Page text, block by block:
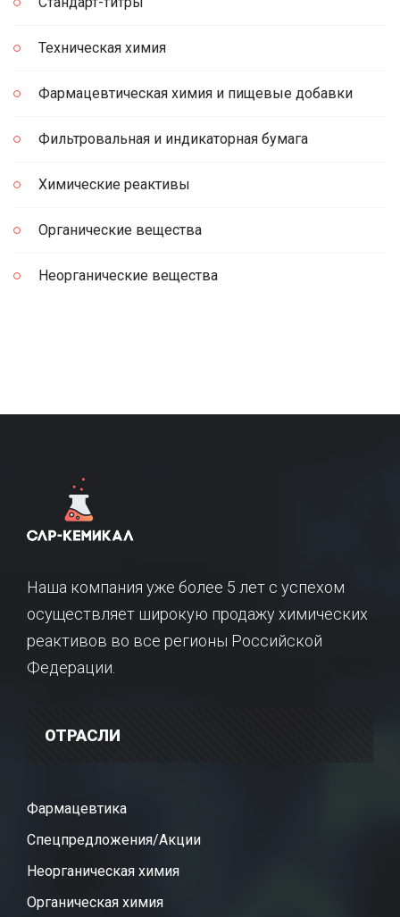
Техническая химия
Фармацевтическая химия и пищевые добавки
Фильтровальная и индикаторная бумага
Химические реактивы
Органические вещества
Неорганические вещества
Наша компания уже более 5 лет с успехом
осуществляет широкую продажу химических
реактивов во все регионы Российской
Федерации.
ОТРАСЛИ
Фармацевтика
Спецпредложения/Акции
Неорганическая химия
Органическая химия